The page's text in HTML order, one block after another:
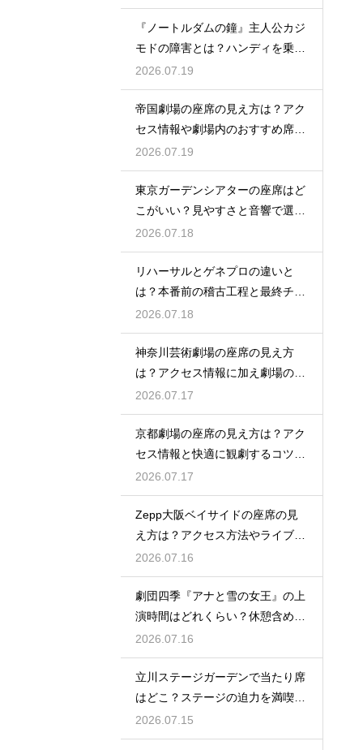
『ノートルダムの鐘』主人公カジ
モドの障害とは？ハンディを乗り
越える姿に感動
2026.07.19
帝国劇場の座席の見え方は？アク
セス情報や劇場内のおすすめ席を
徹底ガイド
2026.07.19
東京ガーデンシアターの座席はど
こがいい？見やすさと音響で選ぶ
おすすめのポジション
2026.07.18
リハーサルとゲネプロの違いと
は？本番前の稽古工程と最終チェ
ックの意味を解説
2026.07.18
神奈川芸術劇場の座席の見え方
は？アクセス情報に加え劇場の魅
力を徹底解説
2026.07.17
京都劇場の座席の見え方は？アク
セス情報と快適に観劇するコツを
事前にチェック
2026.07.17
Zepp大阪ベイサイドの座席の見
え方は？アクセス方法やライブを
楽しむポイントを紹介
2026.07.16
劇団四季『アナと雪の女王』の上
演時間はどれくらい？休憩含めた
公演の長さを解説
2026.07.16
立川ステージガーデンで当たり席
はどこ？ステージの迫力を満喫で
きるベストポジションを紹介
2026.07.15